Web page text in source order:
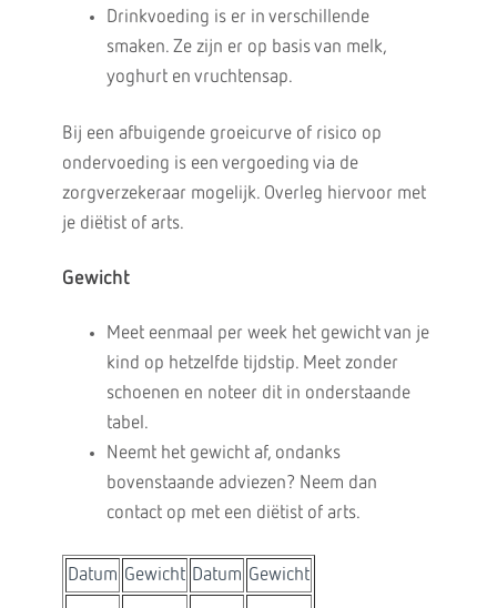
Drinkvoeding is er in verschillende
smaken. Ze zijn er op basis van melk,
yoghurt en vruchtensap.
Bij een afbuigende groeicurve of risico op
ondervoeding is een vergoeding via de
zorgverzekeraar mogelijk. Overleg hiervoor met
je diëtist of arts.
Gewicht
Meet eenmaal per week het gewicht van je
kind op hetzelfde tijdstip. Meet zonder
schoenen en noteer dit in onderstaande
tabel.
Neemt het gewicht af, ondanks
bovenstaande adviezen? Neem dan
contact op met een diëtist of arts.
Datum Gewicht Datum Gewicht